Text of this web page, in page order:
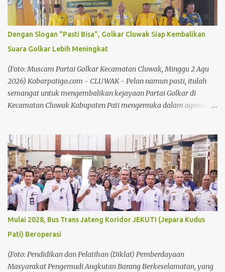
pertandingan. Ia dinilai melakukan tindakan kekerasan berupa
menendang pemain USP Pati hingga memicu kericuhan di
lapangan. Sementara itu, Ryu Tanaka Prasetya dijatuhi hukuman
tambahan berupa skorsing satu pertandingan. Selain itu, dikenai
denda Rp1 juta, setelah dinyatakan terbukti melakukan provokasi
dan tindakan kekerasan berupa mendorong pemain USP Pati.
Baca juga: Chandra: Pek...
Dengan Slogan "Pasti Bisa", Golkar Cluwak Siap Kembalikan
Suara Golkar Lebih Meningkat
(Foto: Muscam Partai Golkar Kecamatan Cluwak, Minggu 2 Agu
2026) Kabarpatigo.com - CLUWAK - Pelan namun pasti, itulah
semangat untuk mengembalikan kejayaan Partai Golkar di
Kecamatan Cluwak Kabupaten Pati mengemuka dalam agenda
pengurus di wilayah Kecamatan Cluwak berkomitmen
meningkatkan perolehan suara pada Pemilu mendatang. Baca
juga: Bersilaturahmi Bersama Awak Media, Kapolresta Pati
Sampaikan Apresiasi dan Ucapan Terima Kasih Baca juga: Tokoh
Muhammadiyah Pati dan Pendiri BMT Fastabiq, Muhammad
Ridwan Tutup Usia Dalam kesempatan tersebut, Ketua DPD Partai
Golkar Kabupaten Pati, Endang Sri Wahyuningati menitipkan
pesan kepada seluruh kader dan pengurus Partai Golkar hingga
tingkat desa agar bekerja lebih maksimal dalam membesarkan
partai. Anggota DPRD Pati tersebut menegaskan, target
peningkatan suara harus menjadi perhatian bersama mengingat
Mulai 2028, Bus Trans Jateng Koridor JEKUTI (Jepara Kudus
Pati) Beroperasi
(Foto: Pendidikan dan Pelatihan (Diklat) Pemberdayaan
Masyarakat Pengemudi Angkutan Barang Berkeselamatan, yang